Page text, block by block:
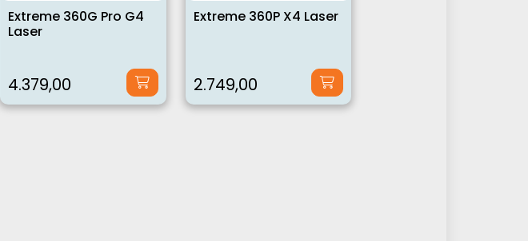
Extreme 360G Pro G4
Laser
4.379,00
Extreme 360P X4 Laser
2.749,00